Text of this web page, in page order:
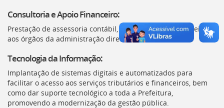
início
menu
[]
Portal do VAF
Portal do Cidadão
Consultoria e Apoio Financeiro:
Prestação de assessoria contábil, orçamentária e financeira
aos órgãos da administração direta e indireta.
Tecnologia da Informação:
Implantação de sistemas digitais e automatizados para
facilitar o acesso aos serviços tributários e financeiros, bem
como dar suporte tecnológico a toda a Prefeitura,
promovendo a modernização da gestão pública.